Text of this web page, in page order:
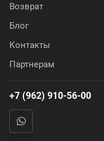
Возврат
Блог
Контакты
Партнерам
+7 (962) 910-56-00